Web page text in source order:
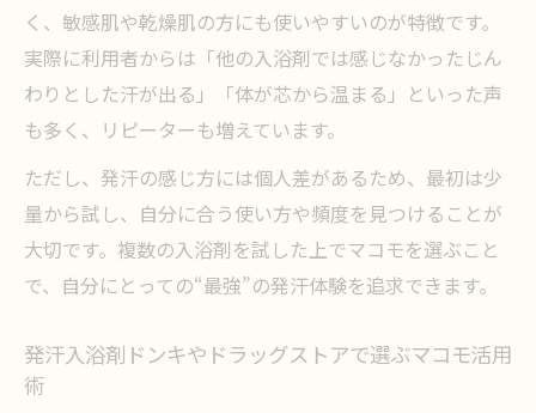
く、敏感肌や乾燥肌の方にも使いやすいのが特徴です。
実際に利用者からは「他の入浴剤では感じなかったじん
わりとした汗が出る」「体が芯から温まる」といった声
も多く、リピーターも増えています。
ただし、発汗の感じ方には個人差があるため、最初は少
量から試し、自分に合う使い方や頻度を見つけることが
大切です。複数の入浴剤を試した上でマコモを選ぶこと
で、自分にとっての“最強”の発汗体験を追求できます。
発汗入浴剤ドンキやドラッグストアで選ぶマコモ活用
術